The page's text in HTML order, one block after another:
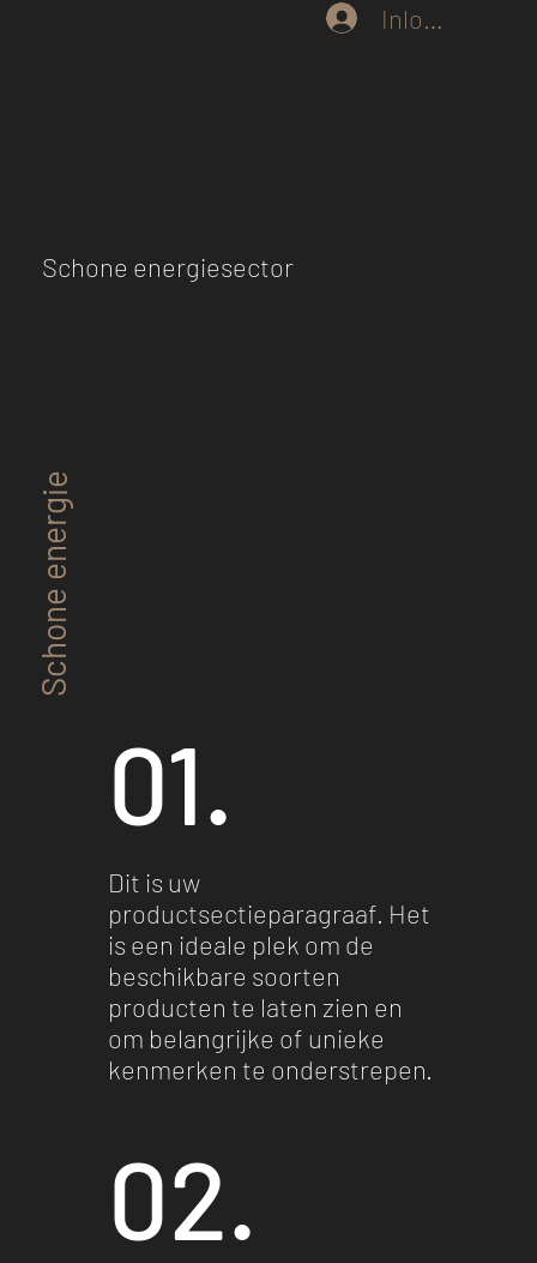
Inloggen
Schone energiesector
Schone energie
01.
Dit is uw
productsectieparagraaf. Het
is een ideale plek om de
beschikbare soorten
producten te laten zien en
om belangrijke of unieke
kenmerken te onderstrepen.
02.